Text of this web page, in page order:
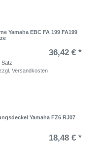
Yamaha EBC FA 199 FA199
36,42 € *
Satz
Versandkosten
Yamaha FZ6 RJ07
18,48 € *